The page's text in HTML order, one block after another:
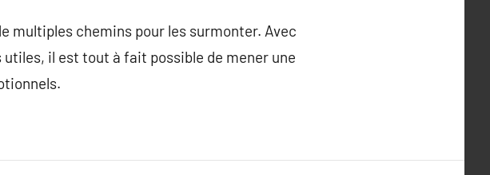
multiples chemins pour les surmonter. Avec
il est tout à fait possible de mener une